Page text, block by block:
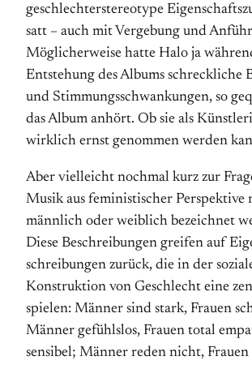
geschlechter­stereotype
satt – auch mit Vergebung und
Möglicher­weise hatte Halo ja
Ent­stehung des Albums schreckliche
und Stimmungs­schwankungen, so
das Album anhört. Ob sie als
wirklich ernst ge­nommen werden
Aber vielleicht nochmal kurz zur
Musik aus feministischer Perspektive
männlich oder weiblich bezeichnet
Diese Be­schreibungen greifen auf
schreibungen zurück, die in der
Konstruktion von Geschlecht eine
spielen: Männer sind stark, Frauen
Männer gefühlslos, Frauen total
sensibel; Männer reden nicht, Frauen